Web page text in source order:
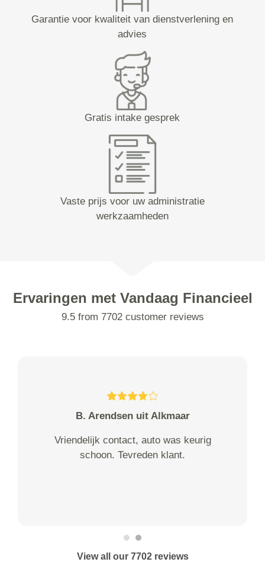
Garantie voor kwaliteit van dienstverlening en
advies
Gratis intake gesprek
Vaste prijs voor uw administratie
werkzaamheden
Ervaringen met Vandaag Financieel
9.5 from 7702 customer reviews
B. Arendsen uit Alkmaar
Vriendelijk contact, auto was keurig
schoon. Tevreden klant.
View all our 7702 reviews